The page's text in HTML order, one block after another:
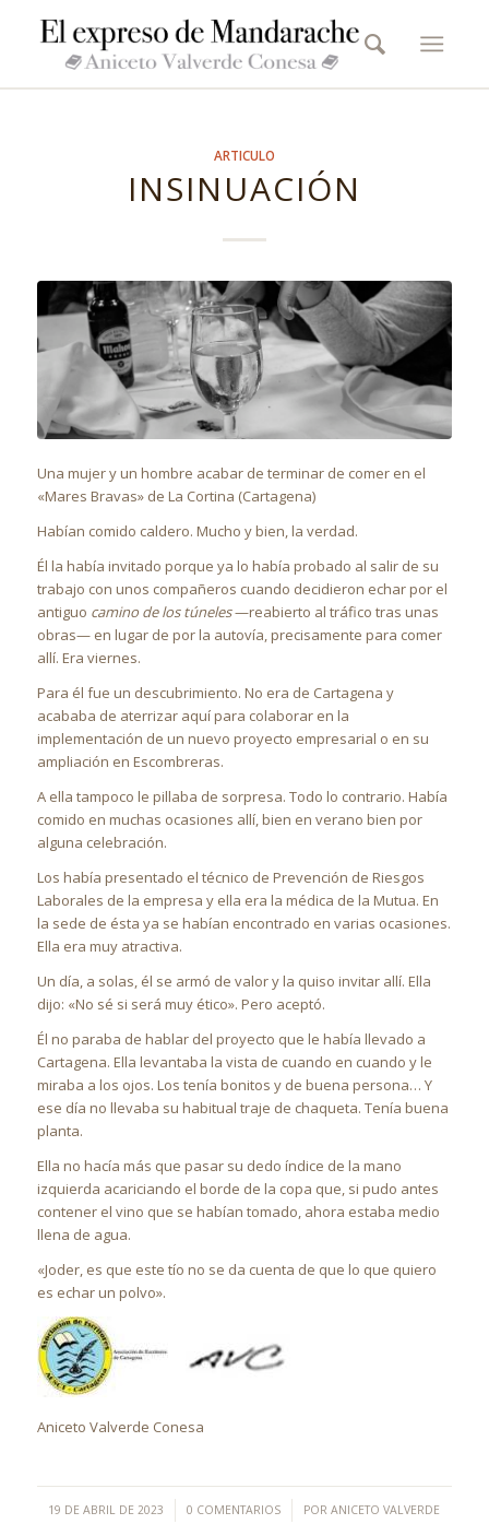
ARTICULO
INSINUACIÓN
Una mujer y un hombre acabar de terminar de comer en el
«Mares Bravas» de La Cortina (Cartagena)
Habían comido caldero. Mucho y bien, la verdad.
Él la había invitado porque ya lo había probado al salir de su
trabajo con unos compañeros cuando decidieron echar por el
antiguo camino de los túneles—reabierto al tráfico tras unas
obras— en lugar de por la autovía, precisamente para comer
allí. Era viernes.
Para él fue un descubrimiento. No era de Cartagena y
acababa de aterrizar aquí para colaborar en la
implementación de un nuevo proyecto empresarial o en su
ampliación en Escombreras.
A ella tampoco le pillaba de sorpresa. Todo lo contrario. Había
comido en muchas ocasiones allí, bien en verano bien por
alguna celebración.
Los había presentado el técnico de Prevención de Riesgos
Laborales de la empresa y ella era la médica de la Mutua. En
la sede de ésta ya se habían encontrado en varias ocasiones.
Ella era muy atractiva.
Un día, a solas, él se armó de valor y la quiso invitar allí. Ella
dijo: «No sé si será muy ético». Pero aceptó.
Él no paraba de hablar del proyecto que le había llevado a
Cartagena. Ella levantaba la vista de cuando en cuando y le
miraba a los ojos. Los tenía bonitos y de buena persona… Y
ese día no llevaba su habitual traje de chaqueta. Tenía buena
planta.
Ella no hacía más que pasar su dedo índice de la mano
izquierda acariciando el borde de la copa que, si pudo antes
contener el vino que se habían tomado, ahora estaba medio
llena de agua.
«Joder, es que este tío no se da cuenta de que lo que quiero
es echar un polvo».
Aniceto Valverde Conesa
19 DE ABRIL DE 2023
/ 0 COMENTARIOS
/ PORANICETO VALVERDE